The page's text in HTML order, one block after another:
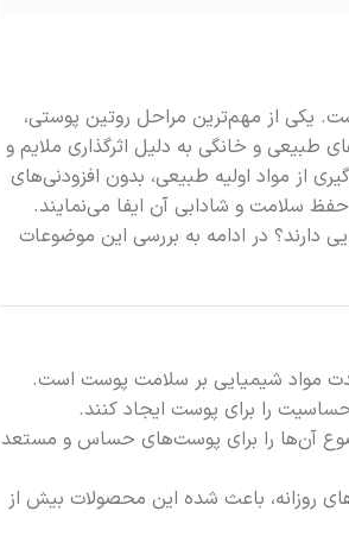
یکی از مهم‌ترین مراحل روتین پوستی،
طبیعی و خانگی به دلیل اثرگذاری ملایم و
از مواد اولیه طبیعی، بدون افزودنی‌های
سلامت و شادابی آن ایفا می‌نمایند.
دارند؟ در ادامه به بررسی این موضوعات
مواد شیمیایی بر سلامت پوست است.
حساسیت را برای پوست ایجاد کنند.
آن‌ها را برای پوست‌های حساس و مستعد
روزانه، باعث شده این محصولات بیش از